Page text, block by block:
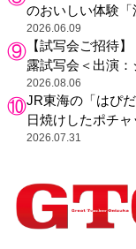
のおいしい体験
2026.06.09
【試写会ご招待
露試写会＜出演
2026.08.06
JR東海の「はぴ
日焼けしたポチ
グッズが登場
2026.07.31